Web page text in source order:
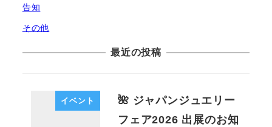
ジ
告知
その他
最近の投稿
イベント
🌺 ジャパンジュエリー
フェア2026 出展のお知